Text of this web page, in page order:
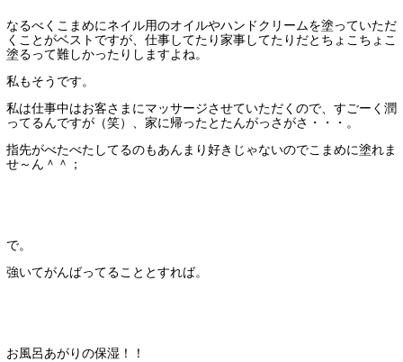
なるべくこまめにネイル用のオイルやハンドクリームを塗っていただ
くことがベストですが、仕事してたり家事してたりだとちょこちょこ
塗るって難しかったりしますよね。
私もそうです。
私は仕事中はお客さまにマッサージさせていただくので、すごーく潤
ってるんですが（笑）、家に帰ったとたんがっさがさ・・・。
指先がべたべたしてるのもあんまり好きじゃないのでこまめに塗れま
せ～ん＾＾；
で。
強いてがんばってることとすれば。
お風呂あがりの保湿！！